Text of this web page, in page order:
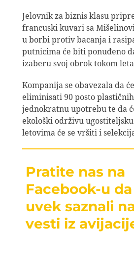
Jelovnik za biznis klasu
francuski kuvari sa
u borbi protiv bacanja i
putnicima će biti ponuđeno
izaberu svoj obrok tokom
Kompanija se obavezala da
eliminisati 90 posto
jednokratnu upotrebu te da
ekološki održivu
letovima će se vršiti i
Pratite nas na
Facebook-u
uvek saznali
vesti iz